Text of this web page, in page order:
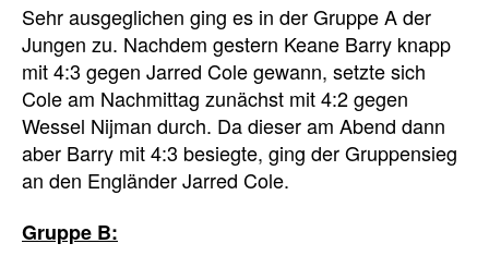
Sehr ausgeglichen ging es in der Gruppe A der
Jungen zu. Nachdem gestern Keane Barry knapp
mit 4:3 gegen Jarred Cole gewann, setzte sich
Cole am Nachmittag zunächst mit 4:2 gegen
Wessel Nijman durch. Da dieser am Abend dann
aber Barry mit 4:3 besiegte, ging der Gruppensieg
an den Engländer Jarred Cole.
Gruppe B: